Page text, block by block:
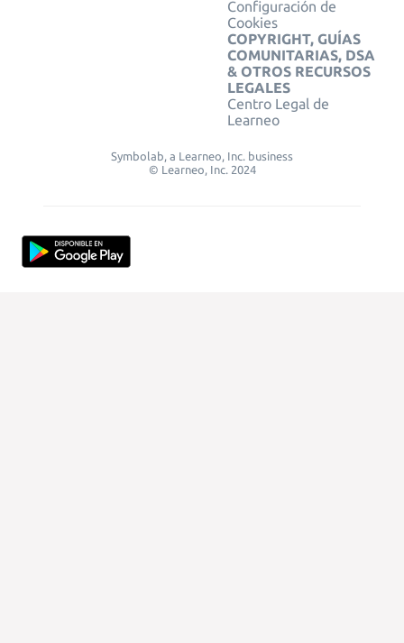
Configuración de
Cookies
COPYRIGHT, GUÍAS
COMUNITARIAS, DSA
& OTROS RECURSOS
LEGALES
Centro Legal de
Learneo
Symbolab, a Learneo, Inc. business
© Learneo, Inc. 2024